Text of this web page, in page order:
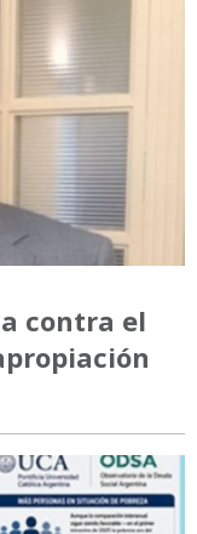
contra el